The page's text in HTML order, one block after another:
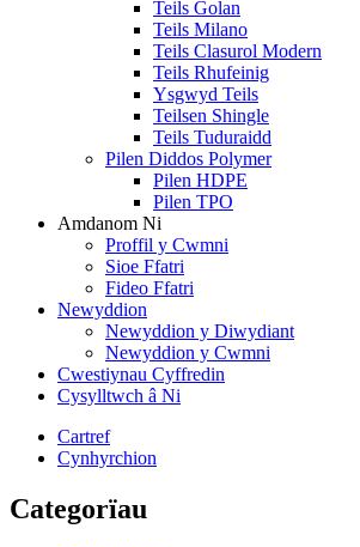
Teils Golan
Teils Milano
Teils Clasurol Modern
Teils Rhufeinig
Ysgwyd Teils
Teilsen Shingle
Teils Tuduraidd
Pilen Diddos Polymer
Pilen HDPE
Pilen TPO
Amdanom Ni
Proffil y Cwmni
Sioe Ffatri
Fideo Ffatri
Newyddion
Newyddion y Diwydiant
Newyddion y Cwmni
Cwestiynau Cyffredin
Cysylltwch â Ni
Cartref
Cynhyrchion
Categorïau